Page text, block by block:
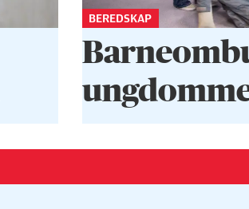
BEREDSKAP